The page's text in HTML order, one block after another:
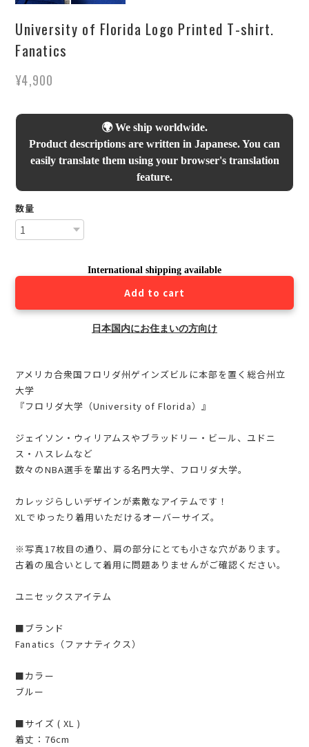
University of Florida Logo Printed T-shirt.
Fanatics
¥4,900
🌍 We ship worldwide.
Product descriptions are written in Japanese. You can
easily translate them using your browser's translation
feature.
数量
International shipping available
Add to cart
日本国内にお住まいの方向け
アメリカ合衆国フロリダ州ゲインズビルに本部を置く総合州立
大学
『フロリダ大学（University of Florida）』
ジェイソン・ウィリアムスやブラッドリー・ビール、ユドニ
ス・ハスレムなど
数々のNBA選手を輩出する名門大学、フロリダ大学。
カレッジらしいデザインが素敵なアイテムです！
XLでゆったり着用いただけるオーバーサイズ。
※写真17枚目の通り、肩の部分にとても小さな穴があります。
古着の風合いとして着用に問題ありませんがご確認ください。
ユニセックスアイテム
■ブランド
Fanatics（ファナティクス）
■カラー
ブルー
■サイズ ( XL )
着丈：76cm